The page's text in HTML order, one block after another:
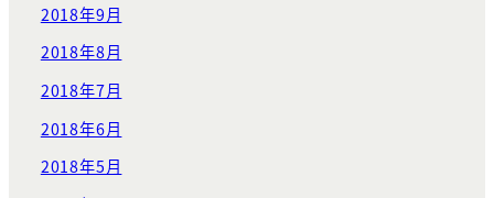
2018年9月
2018年8月
2018年7月
2018年6月
2018年5月